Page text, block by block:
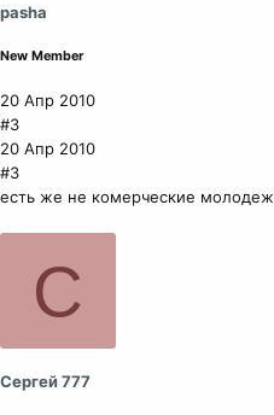
pasha
New Member
20 Апр 2010
#3
20 Апр 2010
#3
есть же не комерческие
С
Сергей 777